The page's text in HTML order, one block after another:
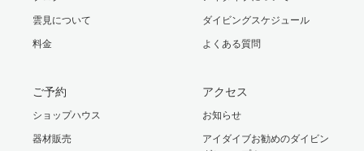
雲見について
料金
ダイビングスケジュール
よくある質問
ご予約
ショップハウス
器材販売
アクセス
お知らせ
アイダイブお勧めのダイビン